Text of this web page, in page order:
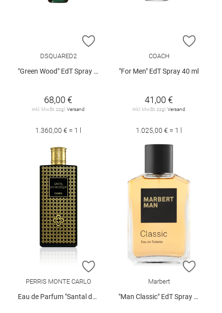
ZUR WUNSCHLISTE HINZUFÜGEN
DSQUARED2
"Green Wood" EdT Spray 50 ml
68,00 €
inkl. MwSt. zzgl. Versand
1.360,00 € = 1 l
ZUR
COACH
"For Men" EdT Spray 40 ml
41,00 €
inkl. MwSt. zzgl. Versand
1.025,00 € = 1 l
ZUR WUNSCHLISTE HINZUFÜGEN
PERRIS MONTE CARLO
Eau de Parfum "Santal du Pacificque", 100 ml
ZUR
Marbert
"Man Classic" EdT Spray 100 ml